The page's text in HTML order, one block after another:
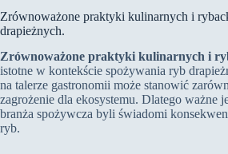
Zrównoważone praktyki kulinarnych i
drapieżnych.
Zrównoważone praktyki kulinarnych i
istotne w kontekście spożywania ryb
na talerze gastronomii może stanowić
zagrożenie dla ekosystemu. Dlatego ważne
branża spożywcza byli świadomi
ryb.